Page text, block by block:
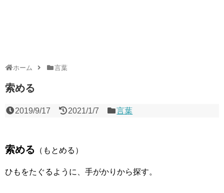
ホーム 言葉
索める
2019/9/17 2021/1/7 言葉
索める （もとめる）
ひもをたぐるように、手がかりから探す。